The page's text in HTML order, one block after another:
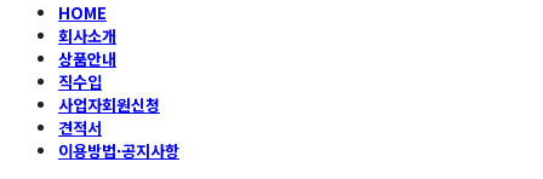
HOME
회사소개
상품안내
직수입
사업자회원신청
견적서
이용방법·공지사항